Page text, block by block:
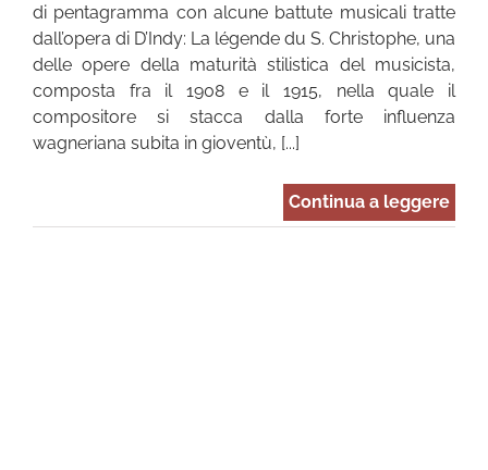
di pentagramma con alcune battute musicali tratte
dall’opera di D’Indy: La légende du S. Christophe, una
delle opere della maturità stilistica del musicista,
composta fra il 1908 e il 1915, nella quale il
compositore si stacca dalla forte influenza
wagneriana subita in gioventù, [...]
Continua a leggere